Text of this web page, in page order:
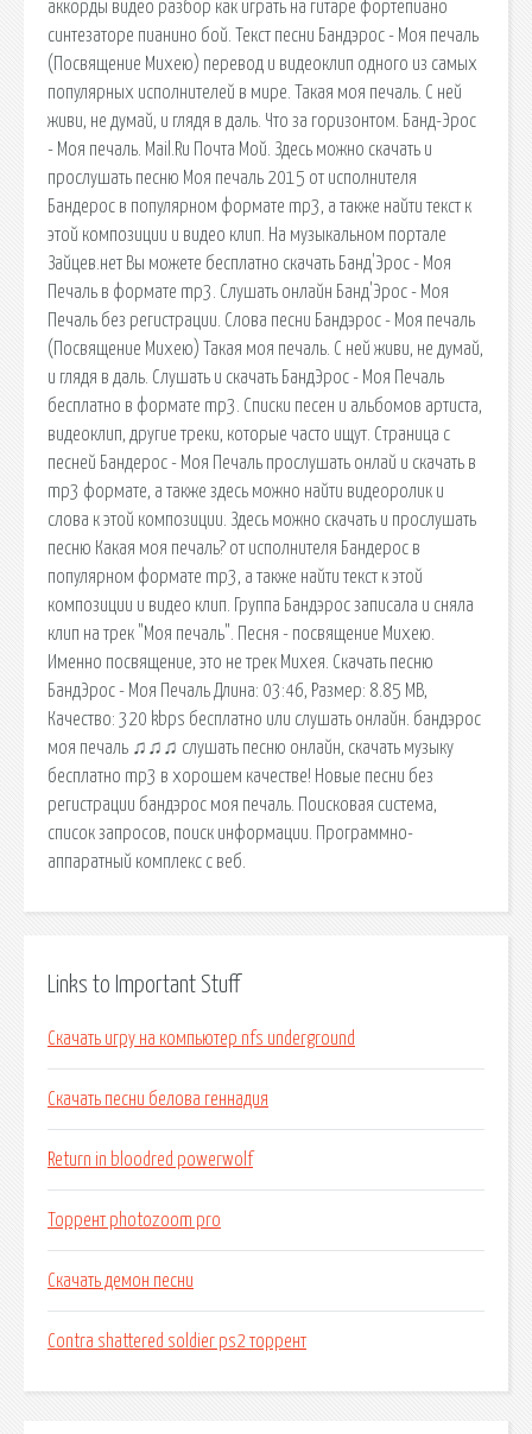
аккорды видео разбор как играть на гитаре фортепиано
синтезаторе пианино бой. Текст песни Бандэрос - Моя печаль
(Посвящение Михею) перевод и видеоклип одного из самых
популярных исполнителей в мире. Такая моя печаль. С ней
живи, не думай, и глядя в даль. Что за горизонтом. Банд-Эрос
- Моя печаль. Mail.Ru Почта Мой. Здесь можно скачать и
прослушать песню Моя печаль 2015 от исполнителя
Бандерос в популярном формате mp3, а также найти текст к
этой композиции и видео клип. На музыкальном портале
Зайцев.нет Вы можете бесплатно скачать Банд'Эрос - Моя
Печаль в формате mp3. Слушать онлайн Банд'Эрос - Моя
Печаль без регистрации. Слова песни Бандэрос - Моя печаль
(Посвящение Михею) Такая моя печаль. С ней живи, не думай,
и глядя в даль. Слушать и скачать БандЭрос - Моя Печаль
бесплатно в формате mp3. Списки песен и альбомов артиста,
видеоклип, другие треки, которые часто ищут. Страница с
песней Бандерос - Моя Печаль прослушать онлай и скачать в
mp3 формате, а также здесь можно найти видеоролик и
слова к этой композиции. Здесь можно скачать и прослушать
песню Какая моя печаль? от исполнителя Бандерос в
популярном формате mp3, а также найти текст к этой
композиции и видео клип. Группа Бандэрос записала и сняла
клип на трек "Моя печаль". Песня - посвящение Михею.
Именно посвящение, это не трек Михея. Скачать песню
БандЭрос - Моя Печаль Длина: 03:46, Размер: 8.85 MB,
Качество: 320 kbps бесплатно или слушать онлайн. бандэрос
моя печаль ♫♫♫ слушать песню онлайн, скачать музыку
бесплатно mp3 в хорошем качестве! Новые песни без
регистрации бандэрос моя печаль. Поисковая сиcтема,
список запросов, поиск информации. Программно-
аппаратный комплекс с веб.
Links to Important Stuff
Скачать игру на компьютер nfs underground
Скачать песни белова геннадия
Return in bloodred powerwolf
Торрент photozoom pro
Скачать демон песни
Contra shattered soldier ps2 торрент